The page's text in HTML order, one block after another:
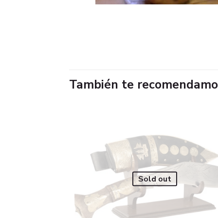
También te
Sold out